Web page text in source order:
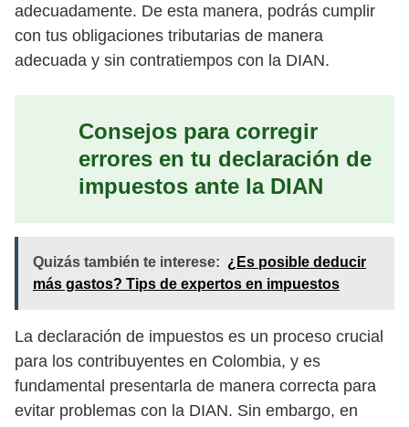
adecuadamente. De esta manera, podrás cumplir
con tus obligaciones tributarias de manera
adecuada y sin contratiempos con la DIAN.
Consejos para corregir
errores en tu declaración de
impuestos ante la DIAN
Quizás también te interese: ¿Es posible deducir
más gastos? Tips de expertos en impuestos
La declaración de impuestos es un proceso crucial
para los contribuyentes en Colombia, y es
fundamental presentarla de manera correcta para
evitar problemas con la DIAN. Sin embargo, en